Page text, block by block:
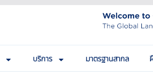
บริการ มาตรฐานสากล